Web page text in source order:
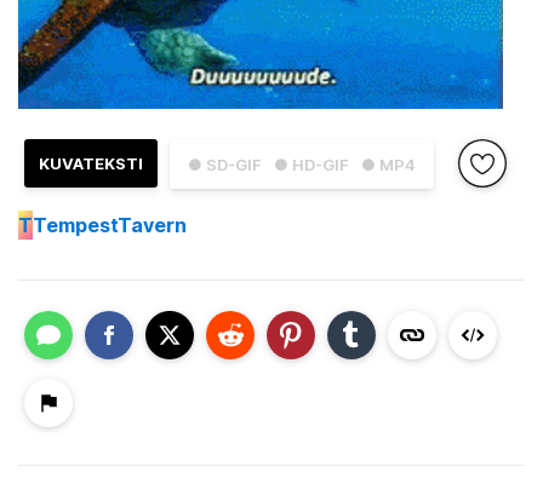
● SD-GIF ● HD-GIF ● MP4
KUVATEKSTI
TTempestTavern